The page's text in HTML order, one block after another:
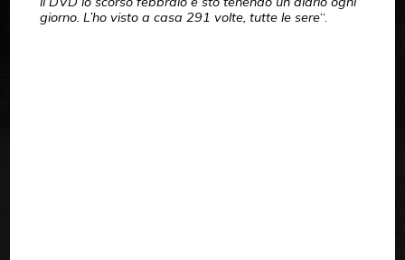
giorno. L’ho visto a casa 291 volte, tutte le sere“.